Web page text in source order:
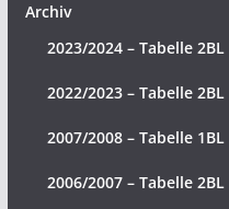
Archiv
2023/2024 – Tabelle 2BL
2022/2023 – Tabelle 2BL
2007/2008 – Tabelle 1BL
2006/2007 – Tabelle 2BL